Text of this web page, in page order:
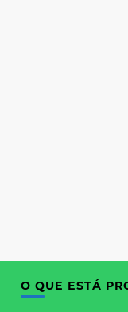
O QUE ESTÁ